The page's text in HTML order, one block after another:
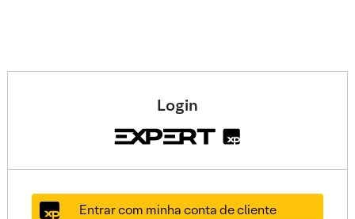
Login
Entrar com minha conta de cliente